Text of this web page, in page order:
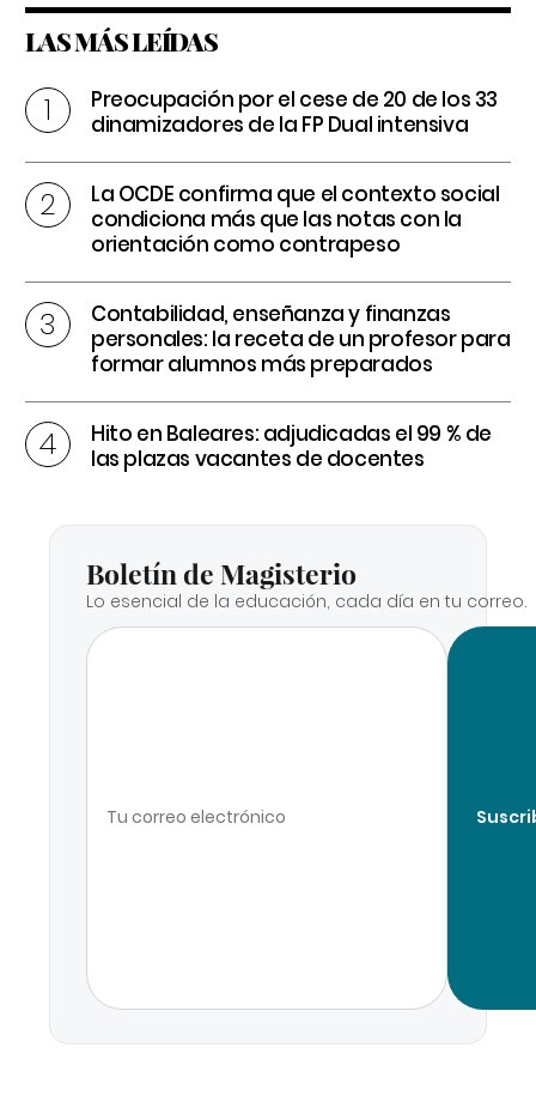
LAS MÁS LEÍDAS
Preocupación por el cese de 20 de los 33
dinamizadores de la FP Dual intensiva
La OCDE confirma que el contexto social
condiciona más que las notas con la
orientación como contrapeso
Contabilidad, enseñanza y finanzas
personales: la receta de un profesor para
formar alumnos más preparados
Hito en Baleares: adjudicadas el 99 % de
las plazas vacantes de docentes
Boletín de Magisterio
Lo esencial de la educación, cada día en tu correo.